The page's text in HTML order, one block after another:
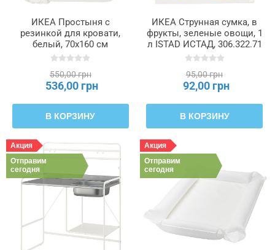
ИКЕА Простыня с
резинкой для кровати,
белый, 70x160 см
BARNDRÖM, 906.228.63
550,00 грн
536,00 грн
В КОРЗИНУ
ИКЕА Струнная сумка, в
фрукты, зеленые овощи, 1
л ISTAD ИСТАД, 306.322.71
95,00 грн
92,00 грн
В КОРЗИНУ
Акция
Отправим
сегодня
Акция
Отправим
сегодня